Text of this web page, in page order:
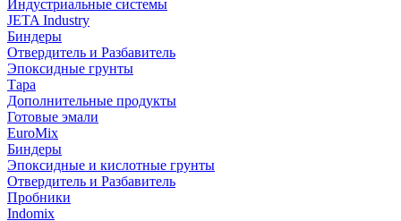
Индустриальные системы
JETA Industry
Биндеры
Отвердитель и Разбавитель
Эпоксидные грунты
Тара
Дополнительные продукты
Готовые эмали
EuroMix
Биндеры
Эпоксидные и кислотные грунты
Отвердитель и Разбавитель
Пробники
Indomix